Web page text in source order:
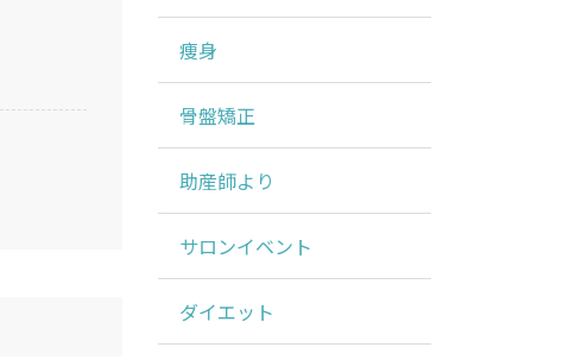
痩身
骨盤矯正
助産師より
サロンイベント
ダイエット